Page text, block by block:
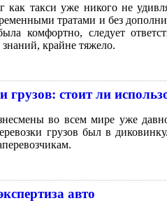
как такси уже никого не
тратами и без
комфортно, следует
крайне тяжело.
грузов: стоит ли
во всем мире уже
грузов был в
авто